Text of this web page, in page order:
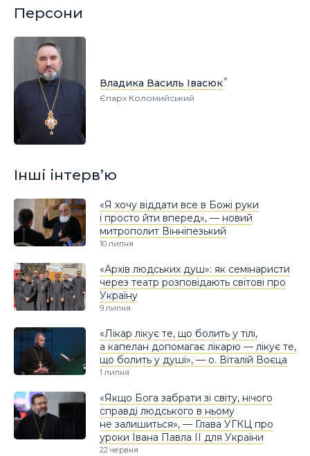
Персони
Владика Василь Івасюк
Єпарх Коломийський
Інші інтерв’ю
«Я хочу віддати все в Божі руки
і просто йти вперед», — новий
митрополит Вінніпезький
10 липня
«Архів людських душ»: як семінаристи
через театр розповідають світові про
Україну
9 липня
«Лікар лікує те, що болить у тілі,
а капелан допомагає лікарю — лікує те,
що болить у душі», — о. Віталій Воєца
1 липня
«Якщо Бога забрати зі світу, нічого
справді людського в ньому
не залишиться», — Глава УГКЦ про
уроки Івана Павла II для України
22 червня